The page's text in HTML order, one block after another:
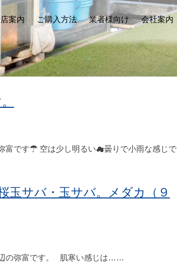
案内 ご購入方法 業者様向け 会社案内
富です☂ 空は少し明るい☁曇りで小雨な感じで
玉サバ・玉サバ。メダカ（９
の弥富です。 肌寒い感じは……